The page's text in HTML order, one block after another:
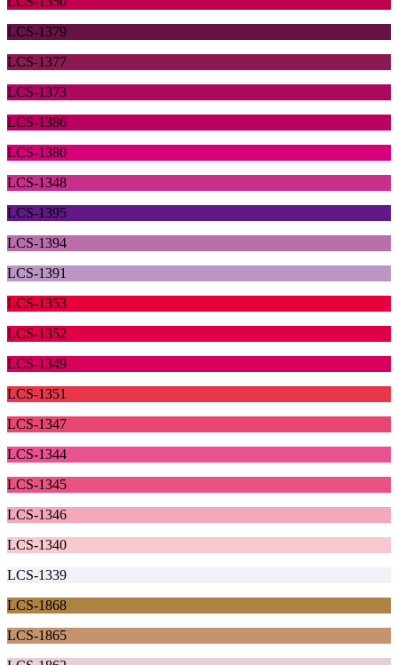
LCS-1379
LCS-1377
LCS-1373
LCS-1386
LCS-1380
LCS-1348
LCS-1395
LCS-1394
LCS-1391
LCS-1353
LCS-1352
LCS-1349
LCS-1351
LCS-1347
LCS-1344
LCS-1345
LCS-1346
LCS-1340
LCS-1339
LCS-1868
LCS-1865